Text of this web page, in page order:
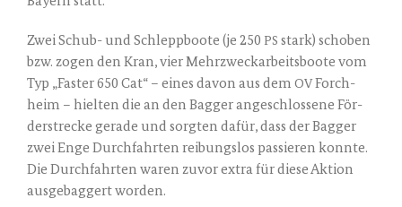
Zwei Schub- und Schlepp­boo­te (je 250 PS stark) scho­ben
bzw. zogen den Kran, vier Mehr­zweck­ar­beits­boo­te vom
Typ „Fas­ter 650 Cat“ – eines davon aus dem OVForch­
heim – hiel­ten die an den Bag­ger ange­schlos­se­ne För­
der­stre­cke gera­de und sorg­ten dafür, dass der Bag­ger
zwei Enge Durch­fahr­ten rei­bungs­los pas­sie­ren konn­te.
Die Durch­fahr­ten waren zuvor extra für die­se Akti­on
aus­ge­bag­gert worden.